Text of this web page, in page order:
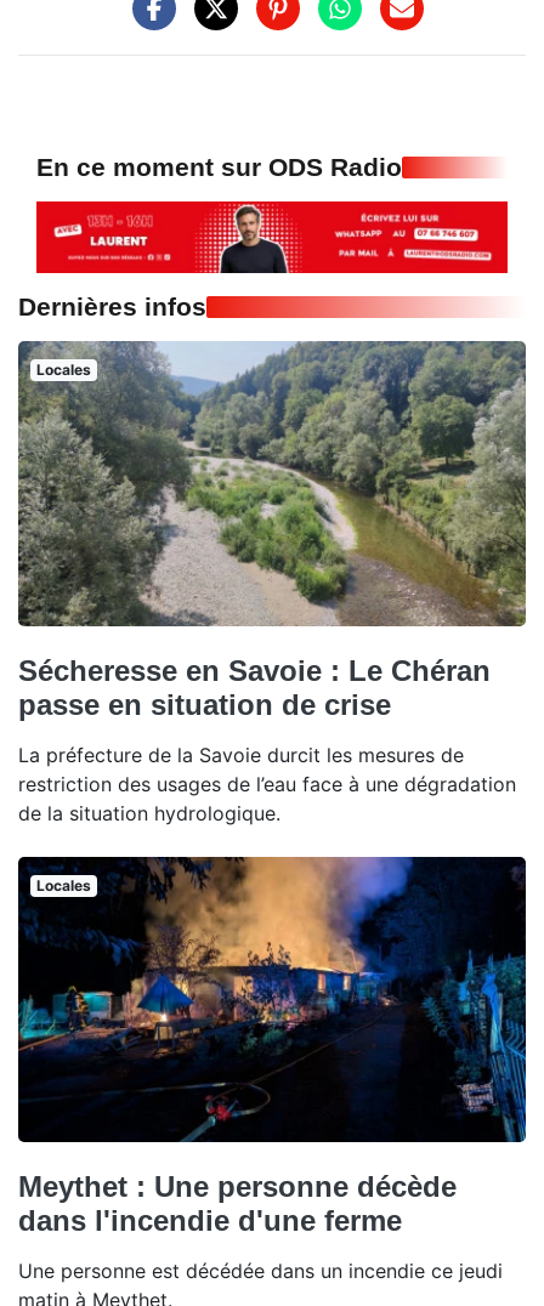
En ce moment sur ODS Radio
Dernières infos
Locales
Sécheresse en Savoie : Le Chéran
passe en situation de crise
La préfecture de la Savoie durcit les mesures de
restriction des usages de l’eau face à une dégradation
de la situation hydrologique.
Locales
Meythet : Une personne décède
dans l'incendie d'une ferme
Une personne est décédée dans un incendie ce jeudi
matin à Meythet.